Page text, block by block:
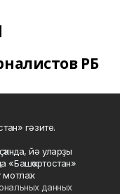
РБ
гәзите.
йә уларҙы
«Башҡортостан»
данных